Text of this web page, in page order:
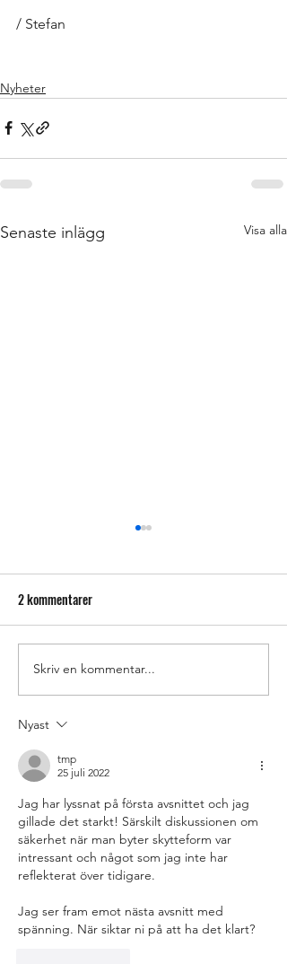
/ Stefan
Nyheter
Senaste inlägg Visa alla
IWA 2024
2 kommentarer
Skriv en kommentar...
Nyast
tmp
25 juli 2022
Jag har lyssnat på första avsnittet och jag
gillade det starkt! Särskilt diskussionen om
säkerhet när man byter skytteform var
intressant och något som jag inte har
reflekterat över tidigare.
Jag ser fram emot nästa avsnitt med
spänning. När siktar ni på att ha det klart?